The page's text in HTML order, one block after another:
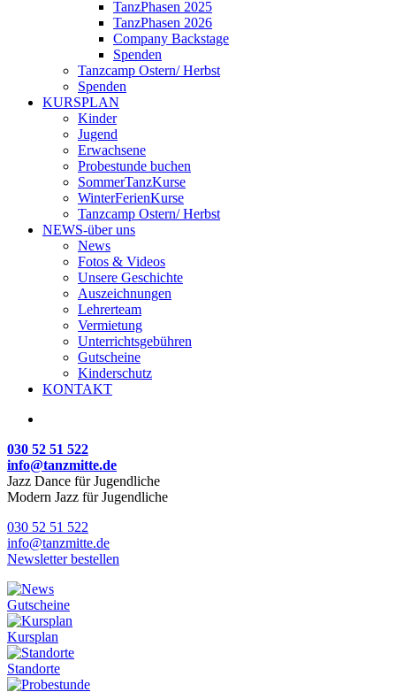
TanzPhasen 2025
TanzPhasen 2026
Company Backstage
Spenden
Tanzcamp Ostern/ Herbst
Spenden
KURSPLAN
Kinder
Jugend
Erwachsene
Probestunde buchen
SommerTanzKurse
WinterFerienKurse
Tanzcamp Ostern/ Herbst
NEWS-über uns
News
Fotos & Videos
Unsere Geschichte
Auszeichnungen
Lehrerteam
Vermietung
Unterrichtsgebühren
Gutscheine
Kinderschutz
KONTAKT
030 52 51 522
info@tanzmitte.de
Jazz Dance für Jugendliche
Modern Jazz für Jugendliche
030 52 51 522
info@tanzmitte.de
Newsletter bestellen
Gutscheine
Kursplan
Standorte